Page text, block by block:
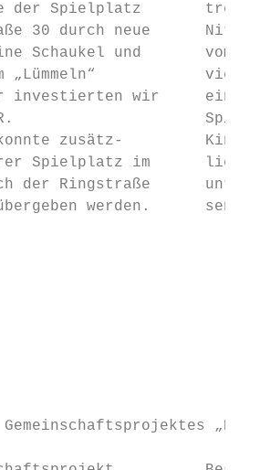
der Spielplatz
30 durch neue
Schaukel und       vom
„Lümmeln“
investierten wir     einige
konnte zusätz-
Spielplatz im      ließen
der Ringstraße      unter
werden.
Gemeinschaftsprojektes